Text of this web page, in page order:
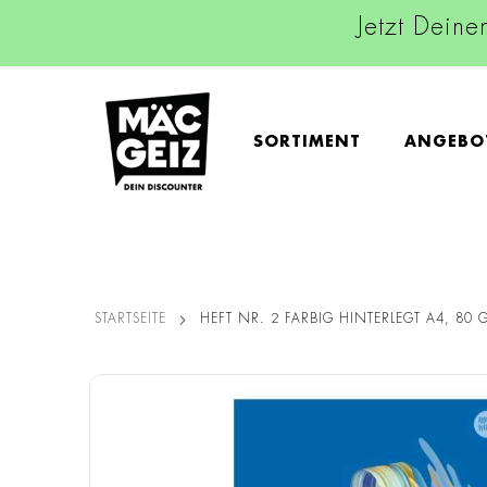
Jetzt
SORTIMENT
STARTSEITE HEFT NR. 2 FARBIG HINTERLEGT A4, 80
Zum